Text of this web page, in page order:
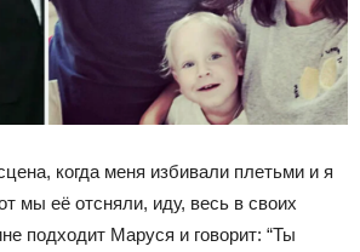
когда меня избивали плетьми и я
мы её отсняли, иду, весь в своих
подходит Маруся и говорит: “Ты